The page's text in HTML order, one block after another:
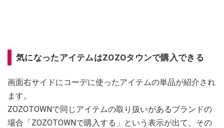
気になったアイテムはZOZOタウンで購入できる
画面右サイドにコーデに使ったアイテムの単品が紹介され
ます。
ZOZOTOWNで同じアイテムの取り扱いがあるブランドの
場合「ZOZOTOWNで購入する」という表示が出て、その